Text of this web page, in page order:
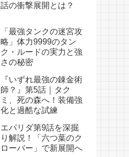
話の衝撃展開とは？
「最強タンクの迷宮攻
略」体力9999のタン
ク・ルードの実力と強
さの秘密
『いずれ最強の錬金術
師？』第5話｜タク
ミ、死の森へ！装備強
化と過酷な試練
エパリダ第9話を深掘
り解説！「六つ葉のク
ローバー」で新展開へ